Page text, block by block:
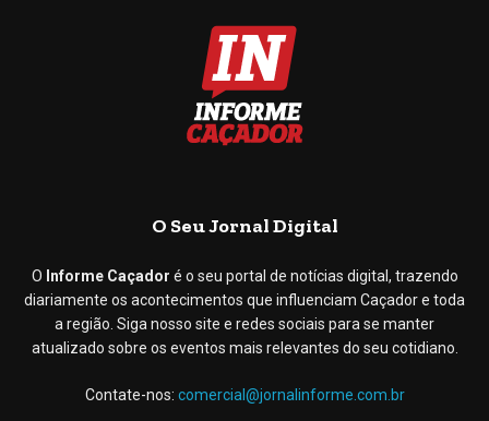
O Seu Jornal Digital
O Informe Caçador é o seu portal de notícias digital, trazendo
diariamente os acontecimentos que influenciam Caçador e toda
a região. Siga nosso site e redes sociais para se manter
atualizado sobre os eventos mais relevantes do seu cotidiano.
Contate-nos: comercial@jornalinforme.com.br